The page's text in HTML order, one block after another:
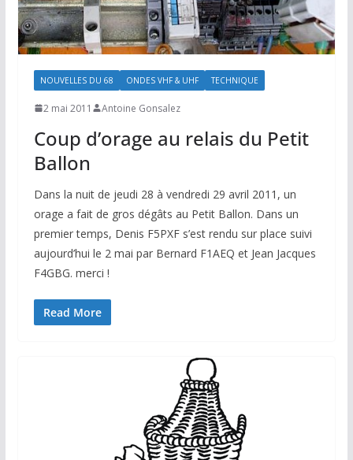
NOUVELLES DU 68 ONDES VHF & UHF TECHNIQUE
2 mai 2011 Antoine Gonsalez
Coup d’orage au relais du Petit
Ballon
Dans la nuit de jeudi 28 à vendredi 29 avril 2011, un
orage a fait de gros dégâts au Petit Ballon. Dans un
premier temps, Denis F5PXF s’est rendu sur place suivi
aujourd’hui le 2 mai par Bernard F1AEQ et Jean Jacques
F4GBG. merci !
Read More